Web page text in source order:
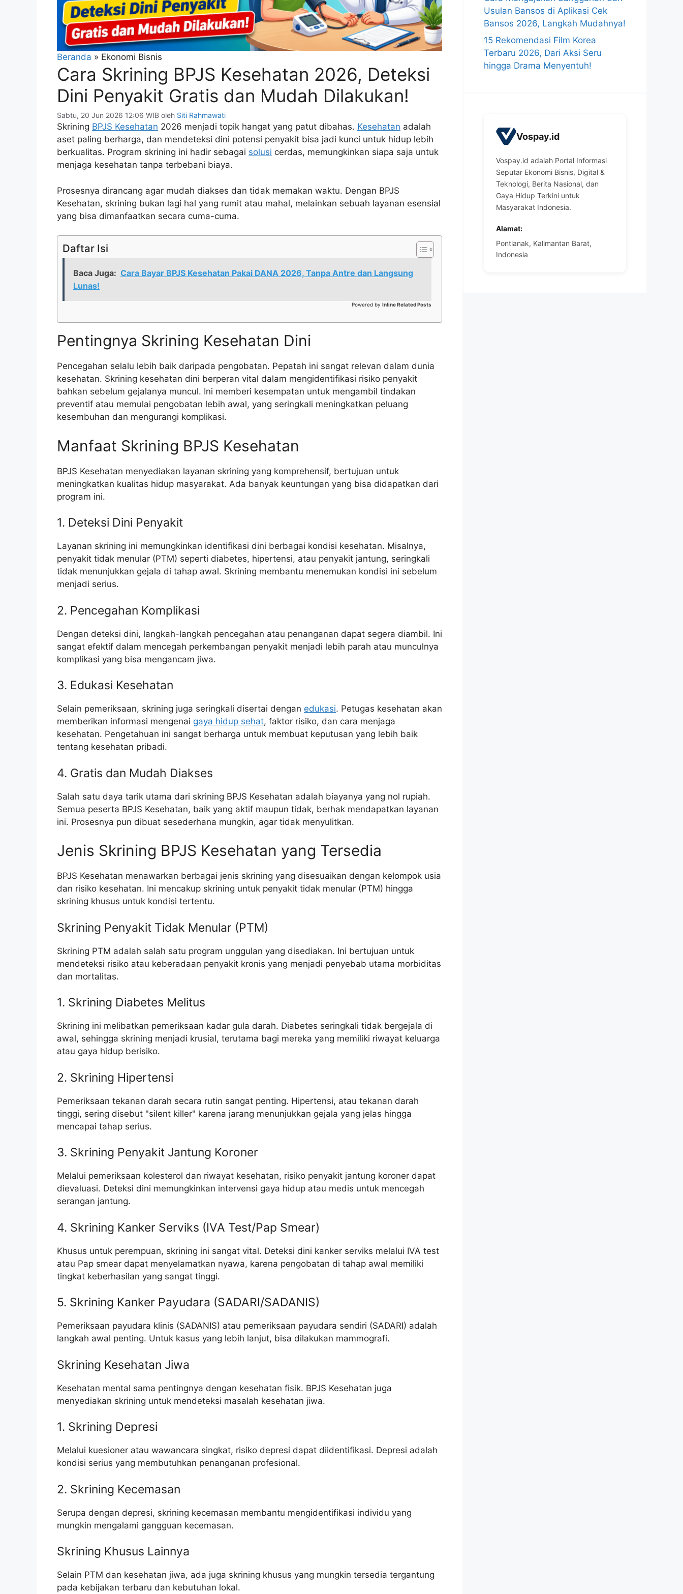
Beranda » Ekonomi Bisnis
Cara Skrining BPJS Kesehatan 2026, Deteksi
Dini Penyakit Gratis dan Mudah Dilakukan!
Sabtu, 20 Jun 2026 12:06 WIB oleh Siti Rahmawati
Skrining BPJS Kesehatan 2026 menjadi topik hangat yang patut dibahas. Kesehatan adalah
aset paling berharga, dan mendeteksi dini potensi penyakit bisa jadi kunci untuk hidup lebih
berkualitas. Program skrining ini hadir sebagai solusi cerdas, memungkinkan siapa saja untuk
menjaga kesehatan tanpa terbebani biaya.
Prosesnya dirancang agar mudah diakses dan tidak memakan waktu. Dengan BPJS
Kesehatan, skrining bukan lagi hal yang rumit atau mahal, melainkan sebuah layanan esensial
yang bisa dimanfaatkan secara cuma-cuma.
Daftar Isi
Baca Juga: Cara Bayar BPJS Kesehatan Pakai DANA 2026, Tanpa Antre dan Langsung
Lunas!
Powered by Inline Related Posts
Pentingnya Skrining Kesehatan Dini
Pencegahan selalu lebih baik daripada pengobatan. Pepatah ini sangat relevan dalam dunia
kesehatan. Skrining kesehatan dini berperan vital dalam mengidentifikasi risiko penyakit
bahkan sebelum gejalanya muncul. Ini memberi kesempatan untuk mengambil tindakan
preventif atau memulai pengobatan lebih awal, yang seringkali meningkatkan peluang
kesembuhan dan mengurangi komplikasi.
Manfaat Skrining BPJS Kesehatan
BPJS Kesehatan menyediakan layanan skrining yang komprehensif, bertujuan untuk
meningkatkan kualitas hidup masyarakat. Ada banyak keuntungan yang bisa didapatkan dari
program ini.
1. Deteksi Dini Penyakit
Layanan skrining ini memungkinkan identifikasi dini berbagai kondisi kesehatan. Misalnya,
penyakit tidak menular (PTM) seperti diabetes, hipertensi, atau penyakit jantung, seringkali
tidak menunjukkan gejala di tahap awal. Skrining membantu menemukan kondisi ini sebelum
menjadi serius.
2. Pencegahan Komplikasi
Dengan deteksi dini, langkah-langkah pencegahan atau penanganan dapat segera diambil. Ini
sangat efektif dalam mencegah perkembangan penyakit menjadi lebih parah atau munculnya
komplikasi yang bisa mengancam jiwa.
3. Edukasi Kesehatan
Selain pemeriksaan, skrining juga seringkali disertai dengan edukasi. Petugas kesehatan akan
memberikan informasi mengenai gaya hidup sehat, faktor risiko, dan cara menjaga
kesehatan. Pengetahuan ini sangat berharga untuk membuat keputusan yang lebih baik
tentang kesehatan pribadi.
4. Gratis dan Mudah Diakses
Salah satu daya tarik utama dari skrining BPJS Kesehatan adalah biayanya yang nol rupiah.
Semua peserta BPJS Kesehatan, baik yang aktif maupun tidak, berhak mendapatkan layanan
ini. Prosesnya pun dibuat sesederhana mungkin, agar tidak menyulitkan.
Jenis Skrining BPJS Kesehatan yang Tersedia
BPJS Kesehatan menawarkan berbagai jenis skrining yang disesuaikan dengan kelompok usia
dan risiko kesehatan. Ini mencakup skrining untuk penyakit tidak menular (PTM) hingga
skrining khusus untuk kondisi tertentu.
Skrining Penyakit Tidak Menular (PTM)
Skrining PTM adalah salah satu program unggulan yang disediakan. Ini bertujuan untuk
mendeteksi risiko atau keberadaan penyakit kronis yang menjadi penyebab utama morbiditas
dan mortalitas.
1. Skrining Diabetes Melitus
Skrining ini melibatkan pemeriksaan kadar gula darah. Diabetes seringkali tidak bergejala di
awal, sehingga skrining menjadi krusial, terutama bagi mereka yang memiliki riwayat keluarga
atau gaya hidup berisiko.
2. Skrining Hipertensi
Pemeriksaan tekanan darah secara rutin sangat penting. Hipertensi, atau tekanan darah
tinggi, sering disebut "silent killer" karena jarang menunjukkan gejala yang jelas hingga
mencapai tahap serius.
3. Skrining Penyakit Jantung Koroner
Melalui pemeriksaan kolesterol dan riwayat kesehatan, risiko penyakit jantung koroner dapat
dievaluasi. Deteksi dini memungkinkan intervensi gaya hidup atau medis untuk mencegah
serangan jantung.
4. Skrining Kanker Serviks (IVA Test/Pap Smear)
Khusus untuk perempuan, skrining ini sangat vital. Deteksi dini kanker serviks melalui IVA test
atau Pap smear dapat menyelamatkan nyawa, karena pengobatan di tahap awal memiliki
tingkat keberhasilan yang sangat tinggi.
5. Skrining Kanker Payudara (SADARI/SADANIS)
Pemeriksaan payudara klinis (SADANIS) atau pemeriksaan payudara sendiri (SADARI) adalah
langkah awal penting. Untuk kasus yang lebih lanjut, bisa dilakukan mammografi.
Skrining Kesehatan Jiwa
Kesehatan mental sama pentingnya dengan kesehatan fisik. BPJS Kesehatan juga
menyediakan skrining untuk mendeteksi masalah kesehatan jiwa.
1. Skrining Depresi
Melalui kuesioner atau wawancara singkat, risiko depresi dapat diidentifikasi. Depresi adalah
kondisi serius yang membutuhkan penanganan profesional.
2. Skrining Kecemasan
Serupa dengan depresi, skrining kecemasan membantu mengidentifikasi individu yang
mungkin mengalami gangguan kecemasan.
Skrining Khusus Lainnya
Selain PTM dan kesehatan jiwa, ada juga skrining khusus yang mungkin tersedia tergantung
pada kebijakan terbaru dan kebutuhan lokal.
Usulan Bansos di Aplikasi Cek
Bansos 2026, Langkah Mudahnya!
15 Rekomendasi Film Korea
Terbaru 2026, Dari Aksi Seru
hingga Drama Menyentuh!
Vospay.id
Vospay.id adalah Portal Informasi
Seputar Ekonomi Bisnis, Digital &
Teknologi, Berita Nasional, dan
Gaya Hidup Terkini untuk
Masyarakat Indonesia.
Alamat:
Pontianak, Kalimantan Barat,
Indonesia